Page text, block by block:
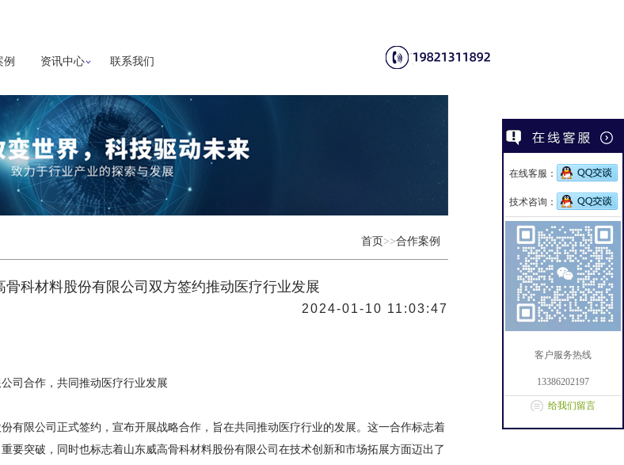
例 资讯中心 联系我们
首页>>合作案例
科材料股份有限公司双方签约推动医疗行业发展
2024-01-10 11:03:47
司合作，共同推动医疗行业发展
有限公司正式签约，宣布开展战略合作，旨在共同推动医疗行业的发展。这一合作标志着
要突破，同时也标志着山东威高骨科材料股份有限公司在技术创新和市场拓展方面迈出了
在线客服：
技术咨询：
客户服务热线
13386202197
给我们留言